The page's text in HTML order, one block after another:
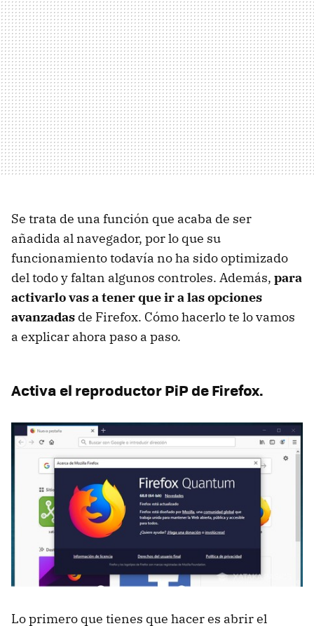
Se trata de una función que acaba de ser
añadida al navegador, por lo que su
funcionamiento todavía no ha sido optimizado
del todo y faltan algunos controles. Además, para
activarlo vas a tener que ir a las opciones
avanzadas de Firefox. Cómo hacerlo te lo vamos
a explicar ahora paso a paso.
Activa el reproductor PiP de Firefox.
Lo primero que tienes que hacer es abrir el